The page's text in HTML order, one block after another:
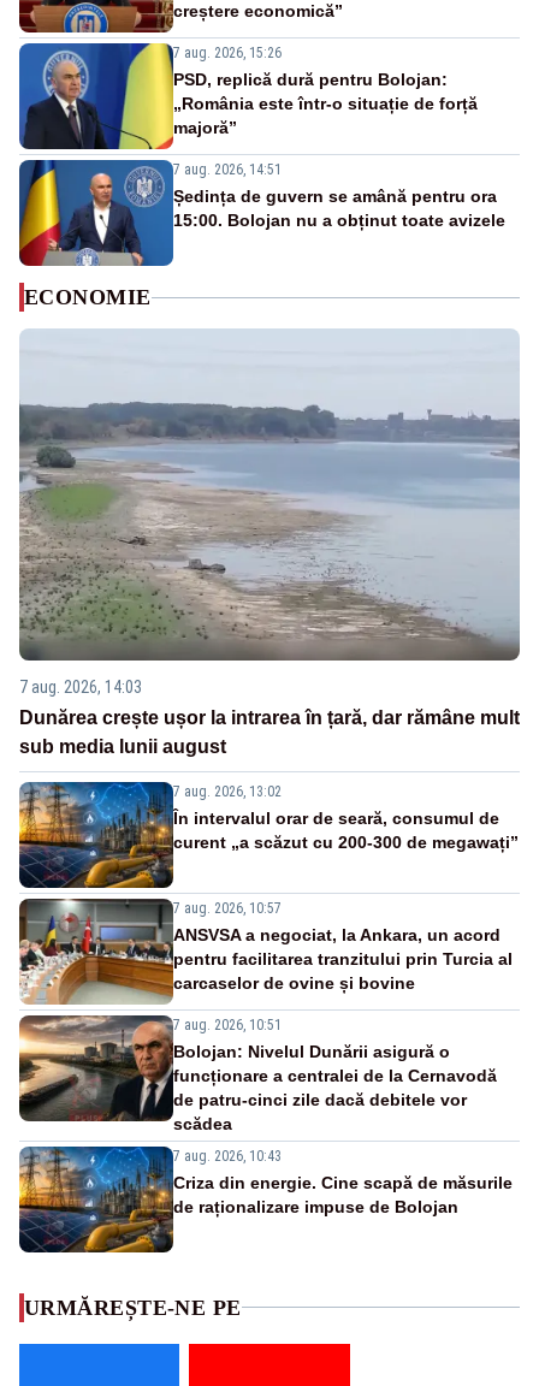
creștere economică”
7 aug. 2026, 15:26
PSD, replică dură pentru Bolojan:
„România este într-o situație de forță
majoră”
7 aug. 2026, 14:51
Ședința de guvern se amână pentru ora
15:00. Bolojan nu a obținut toate avizele
ECONOMIE
7 aug. 2026, 14:03
Dunărea crește ușor la intrarea în țară, dar rămâne mult
sub media lunii august
7 aug. 2026, 13:02
În intervalul orar de seară, consumul de
curent „a scăzut cu 200-300 de megawați”
7 aug. 2026, 10:57
ANSVSA a negociat, la Ankara, un acord
pentru facilitarea tranzitului prin Turcia al
carcaselor de ovine și bovine
7 aug. 2026, 10:51
Bolojan: Nivelul Dunării asigură o
funcționare a centralei de la Cernavodă
de patru-cinci zile dacă debitele vor
scădea
7 aug. 2026, 10:43
Criza din energie. Cine scapă de măsurile
de raționalizare impuse de Bolojan
URMĂREȘTE-NE PE